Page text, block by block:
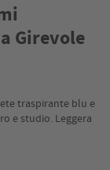
Girevole
traspirante blu e
e studio. Leggera